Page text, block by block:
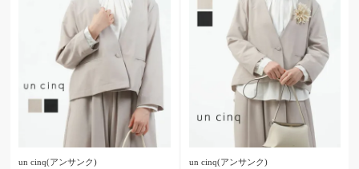
un cinq(アンサンク)
un cinq(アンサンク)